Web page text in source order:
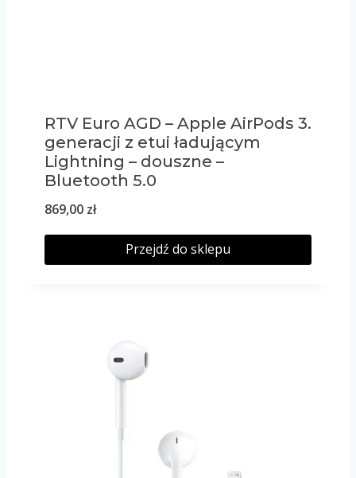
RTV Euro AGD – Apple AirPods 3.
generacji z etui ładującym
Lightning – douszne –
Bluetooth 5.0
869,00 zł
Przejdź do sklepu